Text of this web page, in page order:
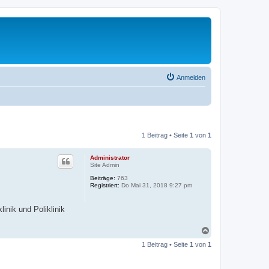
Anmelden
1 Beitrag • Seite 1 von 1
Administrator
Site Admin
Beiträge: 763
Registriert: Do Mai 31, 2018 9:27 pm
und Poliklinik
c
1 Beitrag • Seite 1 von 1